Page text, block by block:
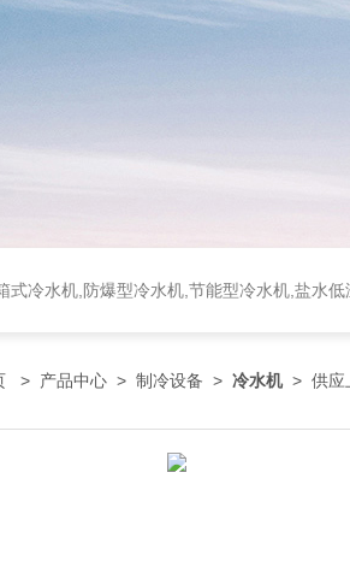
式冷水机,防爆型冷水机,节能型冷水机,盐水低
> 产品中心 > 制冷设备 > 冷水机> 供应